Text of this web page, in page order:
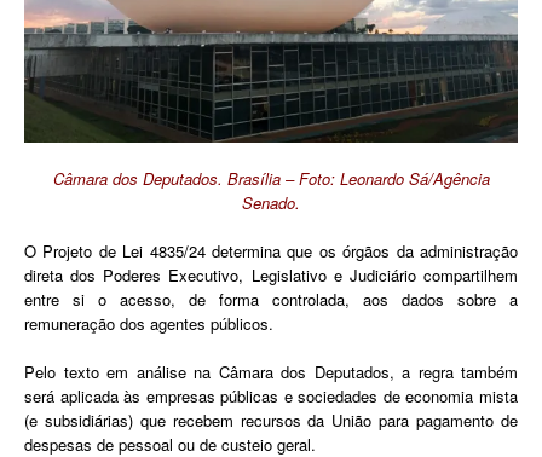
Câmara dos Deputados. Brasília – Foto: Leonardo Sá/Agência
Senado.
O Projeto de Lei 4835/24 determina que os órgãos da administração
direta dos Poderes Executivo, Legislativo e Judiciário compartilhem
entre si o acesso, de forma controlada, aos dados sobre a
remuneração dos agentes públicos.
Pelo texto em análise na Câmara dos Deputados, a regra também
será aplicada às empresas públicas e sociedades de economia mista
(e subsidiárias) que recebem recursos da União para pagamento de
despesas de pessoal ou de custeio geral.